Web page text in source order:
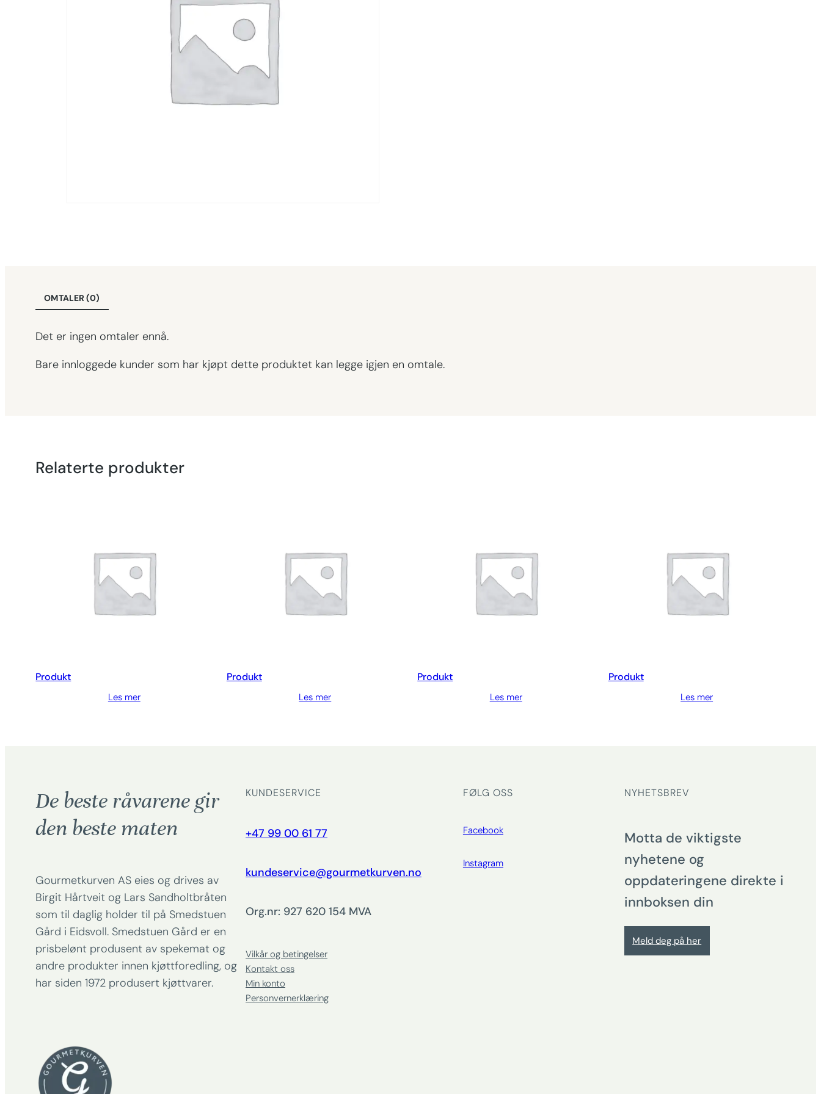
OMTALER (0)
Det er ingen omtaler ennå.
Bare innloggede kunder som har kjøpt dette produktet kan legge igjen en omtale.
Relaterte produkter
Produkt
Les mer
Produkt
Les mer
Produkt
Les mer
Produkt
Les mer
De beste råvarene gir
den beste maten
Gourmetkurven AS eies og drives av
Birgit Hårtveit og Lars Sandholtbråten
som til daglig holder til på Smedstuen
Gård i Eidsvoll. Smedstuen Gård er en
prisbelønt produsent av spekemat og
andre produkter innen kjøttforedling, og
har siden 1972 produsert kjøttvarer.
KUNDESERVICE
+47 99 00 61 77
kundeservice@gourmetkurven.no
Org.nr: 927 620 154 MVA
Vilkår og betingelser
Kontakt oss
Min konto
Personvernerklæring
FØLG OSS
Facebook
Instagram
NYHETSBREV
Motta de viktigste
nyhetene og
oppdateringene direkte i
innboksen din
Meld deg på her